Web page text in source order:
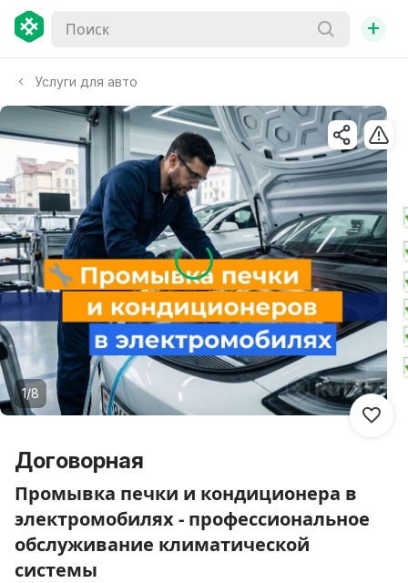
+
Услуги для авто
1/8
Договорная
Промывка печки и кондиционера в
электромобилях - профессиональное
обслуживание климатической
системы